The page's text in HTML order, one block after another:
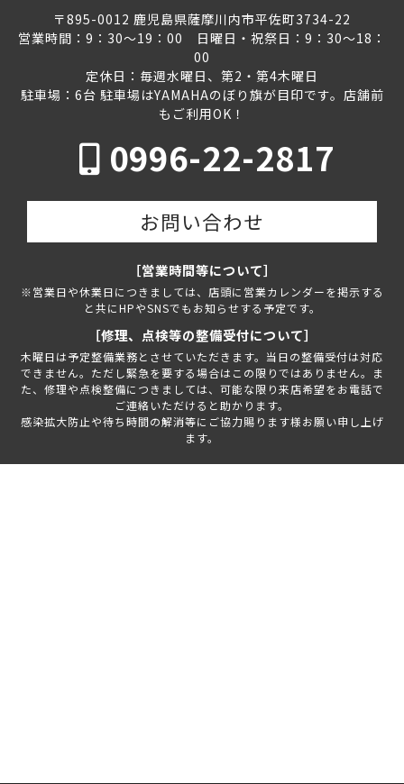
〒895-0012 鹿児島県薩摩川内市平佐町3734-22
営業時間：9：30～19：00 日曜日・祝祭日：9：30～18：
00
定休日：毎週水曜日、第2・第4木曜日
駐車場：6台 駐車場はYAMAHAのぼり旗が目印です。店舗前
もご利用OK！
0996-22-2817
お問い合わせ
［営業時間等について］
※営業日や休業日につきましては、店頭に営業カレンダーを掲示する
と共にHPやSNSでもお知らせする予定です。
［修理、点検等の整備受付について］
木曜日は予定整備業務とさせていただきます。当日の整備受付は対応
できません。ただし緊急を要する場合はこの限りではありません。ま
た、修理や点検整備につきましては、可能な限り来店希望をお電話で
ご連絡いただけると助かります。
感染拡大防止や待ち時間の解消等にご協力賜ります様お願い申し上げ
ます。